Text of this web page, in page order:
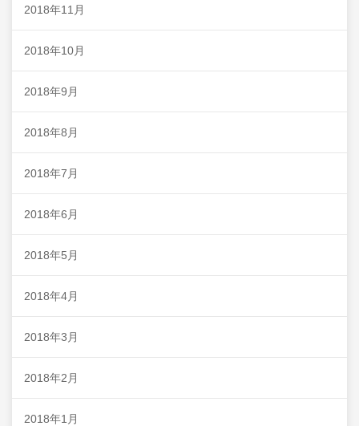
2018年11月
2018年10月
2018年9月
2018年8月
2018年7月
2018年6月
2018年5月
2018年4月
2018年3月
2018年2月
2018年1月